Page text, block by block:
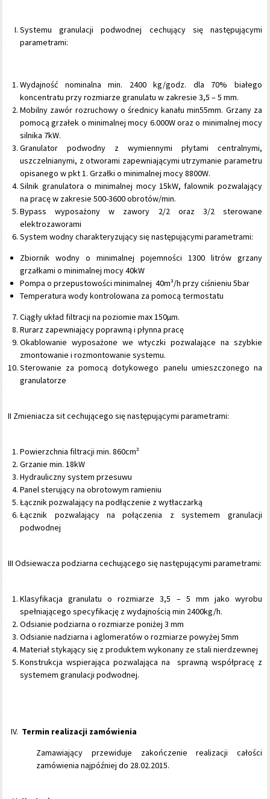
Systemu granulacji podwodnej cechujący się następującymi
parametrami:
Wydajność nominalna min. 2400 kg/godz. dla 70% białego
koncentratu przy rozmiarze granulatu w zakresie 3,5 – 5 mm.
Mobilny zawór rozruchowy o średnicy kanału min55mm. Grzany za
pomocą grzałek o minimalnej mocy 6.000W oraz o minimalnej mocy
silnika 7kW.
Granulator podwodny z wymiennymi płytami centralnymi,
uszczelnianymi, z otworami zapewniającymi utrzymanie parametru
opisanego w pkt 1. Grzałki o minimalnej mocy 8800W.
Silnik granulatora o minimalnej mocy 15kW, falownik pozwalający
na pracę w zakresie 500-3600 obrotów/min.
Bypass wyposażony w zawory 2/2 oraz 3/2 sterowane
elektrozaworami
System wodny charakteryzujący się następującymi parametrami:
Zbiornik wodny o minimalnej pojemności 1300 litrów grzany
grzałkami o minimalnej mocy 40kW
Pompa o przepustowości minimalnej 40m³/h przy ciśnieniu 5bar
Temperatura wody kontrolowana za pomocą termostatu
Ciągły układ filtracji na poziomie max 150µm.
Rurarz zapewniający poprawną i płynna pracę
Okablowanie wyposażone we wtyczki pozwalające na szybkie
zmontowanie i rozmontowanie systemu.
Sterowanie za pomocą dotykowego panelu umieszczonego na
granulatorze
II Zmieniacza sit cechującego się następującymi parametrami:
Powierzchnia filtracji min. 860cm²
Grzanie min. 18kW
Hydrauliczny system przesuwu
Panel sterujący na obrotowym ramieniu
Łącznik pozwalający na podłączenie z wytłaczarką
Łącznik pozwalający na połączenia z systemem granulacji
podwodnej
III Odsiewacza podziarna cechującego się następującymi parametrami:
Klasyfikacja granulatu o rozmiarze 3,5 – 5 mm jako wyrobu
spełniającego specyfikację z wydajnością min 2400kg/h.
Odsianie podziarna o rozmiarze poniżej 3 mm
Odsianie nadziarna i aglomeratów o rozmiarze powyżej 5mm
Materiał stykający się z produktem wykonany ze stali nierdzewnej
Konstrukcja wspierająca pozwalająca na sprawną współpracę z
systemem granulacji podwodnej.
Termin realizacji zamówienia
Zamawiający przewiduje zakończenie realizacji całości
zamówienia najpóźniej do 28.02.2015.